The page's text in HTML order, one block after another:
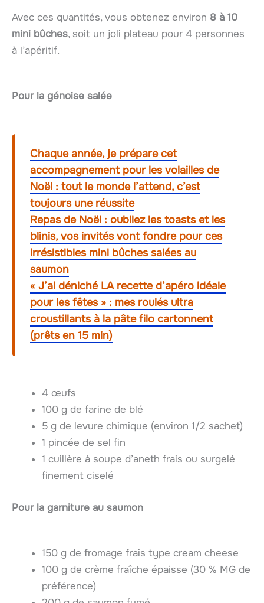
Avec ces quantités, vous obtenez environ 8 à 10
mini bûches, soit un joli plateau pour 4 personnes
à l’apéritif.
Pour la génoise salée
Chaque année, je prépare cet
accompagnement pour les volailles de
Noël : tout le monde l’attend, c’est
toujours une réussite
Repas de Noël : oubliez les toasts et les
blinis, vos invités vont fondre pour ces
irrésistibles mini bûches salées au
saumon
« J’ai déniché LA recette d’apéro idéale
pour les fêtes » : mes roulés ultra
croustillants à la pâte filo cartonnent
(prêts en 15 min)
4 œufs
100 g de farine de blé
5 g de levure chimique (environ 1/2 sachet)
1 pincée de sel fin
1 cuillère à soupe d’aneth frais ou surgelé
finement ciselé
Pour la garniture au saumon
150 g de fromage frais type cream cheese
100 g de crème fraîche épaisse (30 % MG de
préférence)